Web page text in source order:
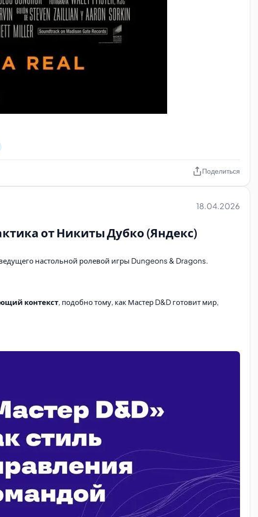
Поделиться
18.04.2026
от Никиты Дубко (Яндекс)
настольной ролевой игры Dungeons & Dragons.
контекст, подобно тому, как Мастер D&D готовит мир,
игры (процессы) и понятные цели, а затем дать свободу
реагировать на новые обстоятельства и идеи команды,
сотрудников. Команда, чувствуя доверие и имея